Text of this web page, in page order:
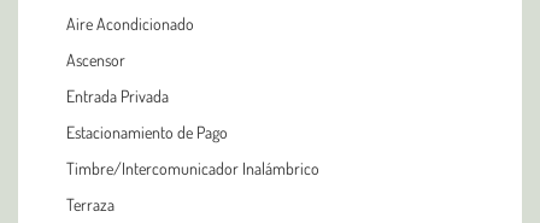
Aire Acondicionado
Ascensor
Entrada Privada
Estacionamiento de Pago
Timbre/Intercomunicador Inalámbrico
Terraza